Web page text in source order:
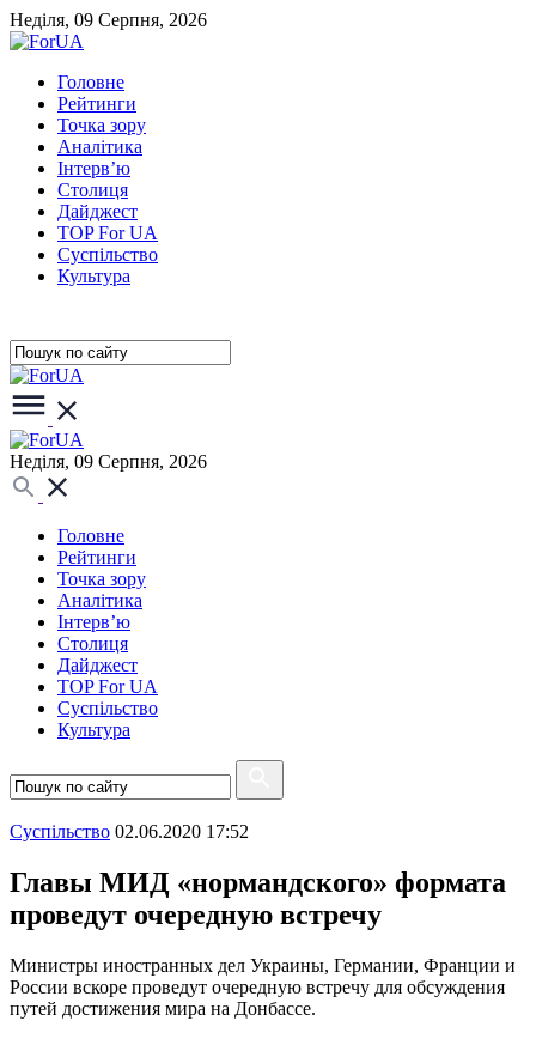
Неділя, 09 Серпня, 2026
Головне
Рейтинги
Точка зору
Аналітика
Інтерв’ю
Столиця
Дайджест
TOP For UA
Суспiльство
Культура
Неділя, 09 Серпня, 2026
Головне
Рейтинги
Точка зору
Аналітика
Інтерв’ю
Столиця
Дайджест
TOP For UA
Суспiльство
Культура
Суспiльство 02.06.2020 17:52
Главы МИД «нормандского» формата
проведут очередную встречу
Министры иностранных дел Украины, Германии, Франции и
России вскоре проведут очередную встречу для обсуждения
путей достижения мира на Донбассе.